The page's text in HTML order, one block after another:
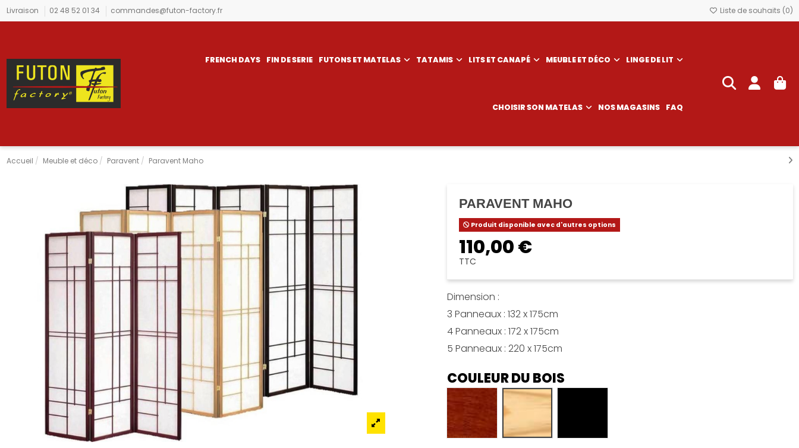
Livraison 02 48 52 01 34 commandes@futon-factory.fr Liste de souhaits (0)
FRENCH DAYS FIN DE SERIE FUTONS ET MATELAS TATAMIS LITS ET CANAPÉ MEUBLE ET DÉCO LINGE DE LIT
CHOISIR SON MATELAS NOS MAGASINS FAQ
Accueil Meuble et déco Paravent Paravent Maho
PARAVENT MAHO
Produit disponible avec d'autres options
110,00 €
TTC
Dimension :
3 Panneaux : 132 x 175cm
4 Panneaux : 172 x 175cm
5 Panneaux : 220 x 175cm
COULEUR DU BOIS
Naturel